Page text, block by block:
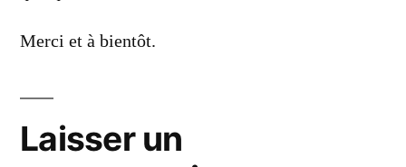
Merci et à bientôt.
Laisser un